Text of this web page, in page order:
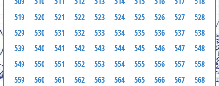
519
520 521 522 523 524 525 526 527
528
529
530 531 532 533 534 535 536 537
538
539
540 541 542 543 544 545 546 547
548
549
550 551 552 553 554 555 556 557
558
559
560 561 562 563 564 565 566 567
568